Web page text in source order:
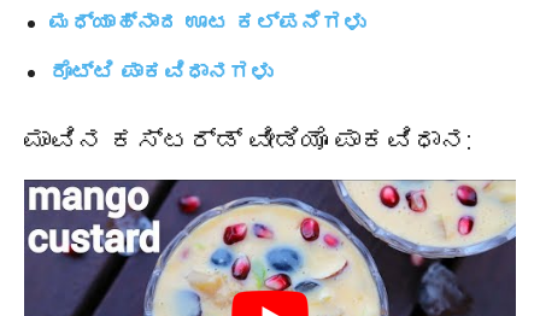
ಮಧ್ಯಾಹ್ನಾದ ಊಟ ಕಲ್ಪನೆಗಳು
ರೊಟ್ಟಿ ಪಾಕವಿಧಾನಗಳು
ಮಾವಿನ ಕಸ್ಟರ್ಡ್ ವೀಡಿಯೊ ಪಾಕವಿಧಾನ: